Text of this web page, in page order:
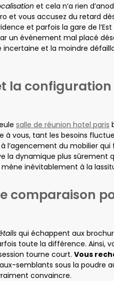
et cela n’a rien
et vous accusez du retard
et parfois la gare de
un événement mal placé
et la moindre
la configuration
salle de réunion hotel paris
à vous, tant les besoins
l’agencement du mobilier
la dynamique plus sûrement
inévitablement à la
comparaison
qui échappent aux
toute la différence. Ainsi,
tourne court. Vous
semblants sous la poudre
convaincre.